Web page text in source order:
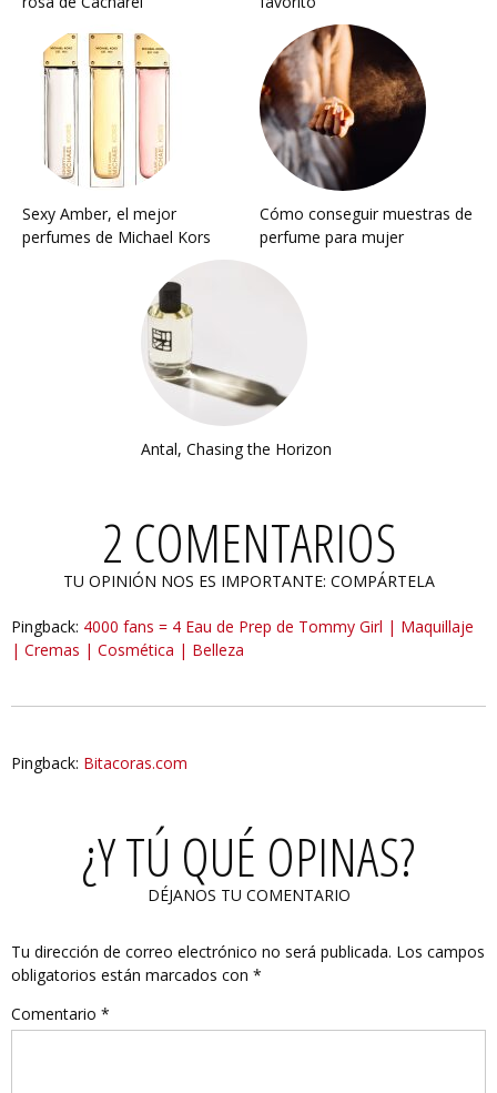
Sexy Amber, el mejor
perfumes de Michael Kors
Cómo conseguir muestras de
perfume para mujer
Antal, Chasing the Horizon
2 COMENTARIOS
TU OPINIÓN NOS ES IMPORTANTE: COMPÁRTELA
Pingback: 4000 fans = 4 Eau de Prep de Tommy Girl | Maquillaje
| Cremas | Cosmética | Belleza
Pingback: Bitacoras.com
¿Y TÚ QUÉ OPINAS?
DÉJANOS TU COMENTARIO
Tu dirección de correo electrónico no será publicada. Los campos
obligatorios están marcados con *
Comentario *